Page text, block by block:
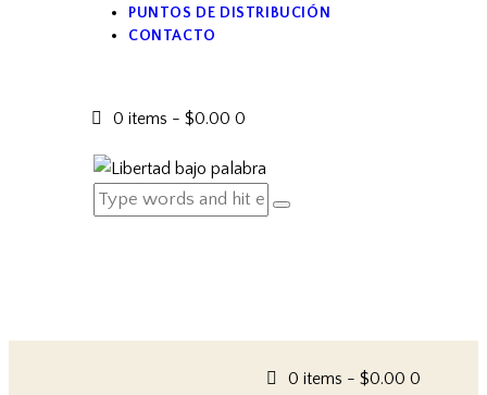
PUNTOS DE DISTRIBUCIÓN
CONTACTO
0 items - $0.00 0
0 items - $0.00 0